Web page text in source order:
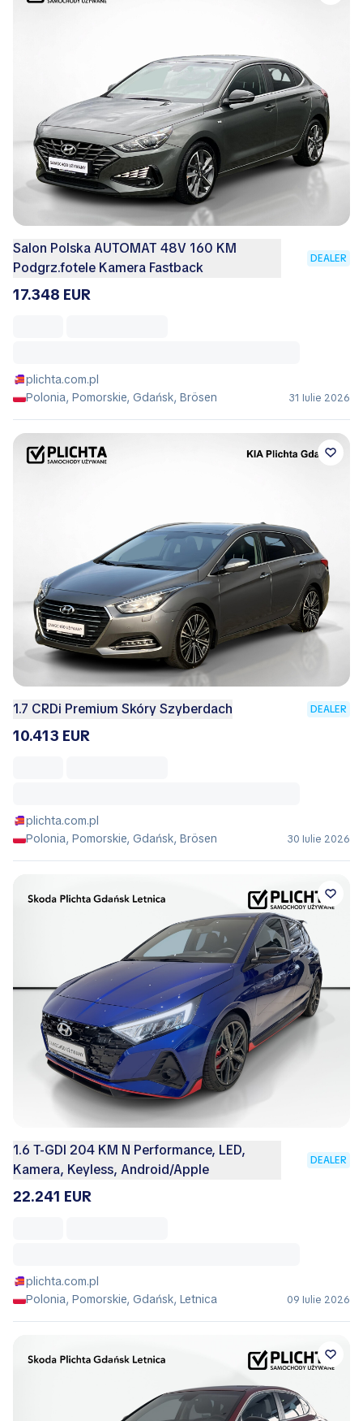
Salon Polska AUTOMAT 48V 160 KM
Podgrz.fotele Kamera Fastback
DEALER
17.348 EUR
plichta.com.pl
Polonia, Pomorskie, Gdańsk, Brösen
31 Iulie 2026
1.7 CRDi Premium Skóry Szyberdach DEALER
10.413 EUR
plichta.com.pl
Polonia, Pomorskie, Gdańsk, Brösen
30 Iulie 2026
1.6 T-GDI 204 KM N Performance, LED,
Kamera, Keyless, Android/Apple
DEALER
22.241 EUR
plichta.com.pl
Polonia, Pomorskie, Gdańsk, Letnica
09 Iulie 2026